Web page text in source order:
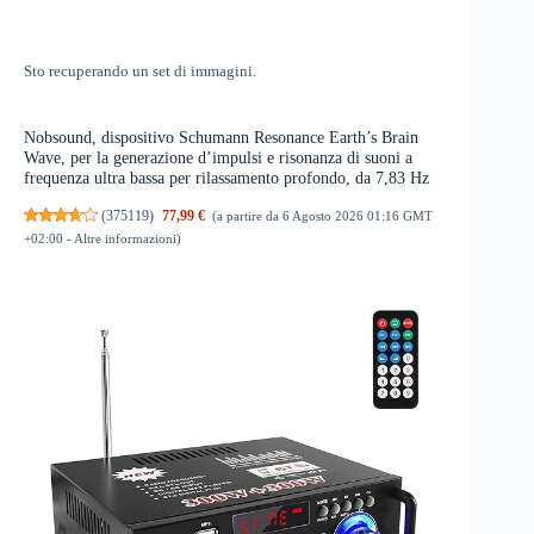
Sto recuperando un set di immagini.
Nobsound, dispositivo Schumann Resonance Earth’s Brain
Wave, per la generazione d’impulsi e risonanza di suoni a
frequenza ultra bassa per rilassamento profondo, da 7,83 Hz
(375119) 77,99 € (a partire da 6 Agosto 2026 01:16 GMT
+02:00 - Altre informazioni)